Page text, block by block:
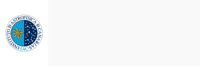
al
contenido
principal